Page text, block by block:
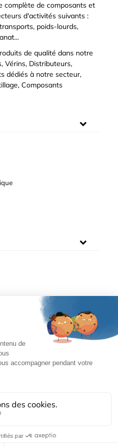
complète de composants et
d'activités suivants :
poids-lourds,
de qualité dans notre
Vérins, Distributeurs,
dédiés à notre secteur,
Composants
2026. Tous droits réservés